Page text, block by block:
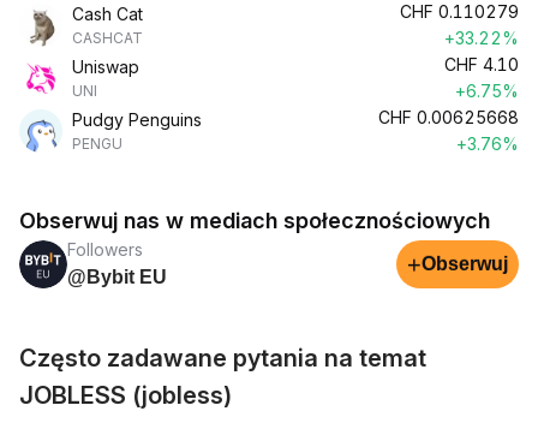
Cash Cat
CASHCAT
CHF 0.110279
+33.22%
Uniswap
UNI
CHF 4.10
+6.75%
Pudgy Penguins
PENGU
CHF 0.00625668
+3.76%
Obserwuj nas w mediach społecznościowych
Followers
@Bybit EU
+Obserwuj
Często zadawane pytania na temat
JOBLESS (jobless)